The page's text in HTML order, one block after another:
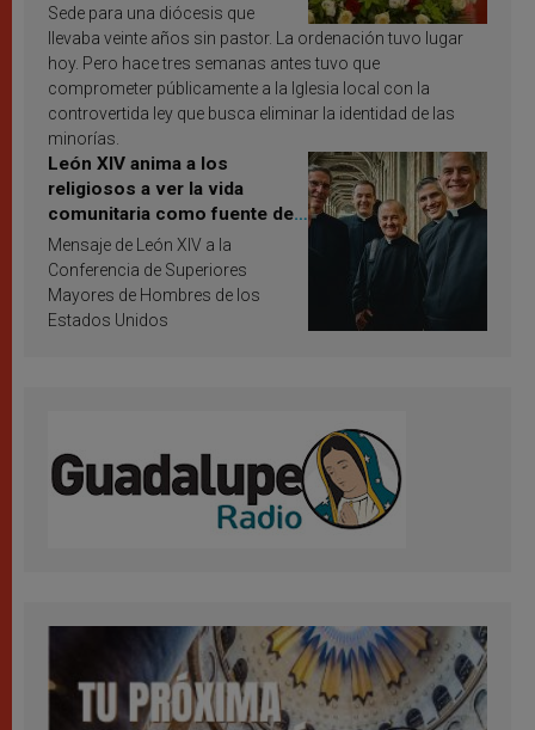
Sede para una diócesis que
llevaba veinte años sin pastor. La ordenación tuvo lugar
hoy. Pero hace tres semanas antes tuvo que
comprometer públicamente a la Iglesia local con la
controvertida ley que busca eliminar la identidad de las
minorías.
León XIV anima a los
religiosos a ver la vida
comunitaria como fuente de
inspiración y santificación
Mensaje de León XIV a la
Conferencia de Superiores
Mayores de Hombres de los
Estados Unidos